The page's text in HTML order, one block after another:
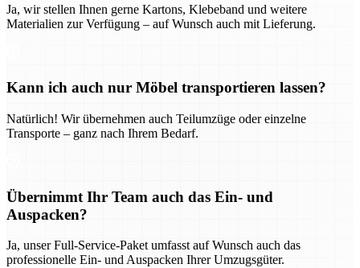
Ja, wir stellen Ihnen gerne Kartons, Klebeband und weitere
Materialien zur Verfügung – auf Wunsch auch mit Lieferung.
Kann ich auch nur Möbel transportieren lassen?
Natürlich! Wir übernehmen auch Teilumzüge oder einzelne
Transporte – ganz nach Ihrem Bedarf.
Übernimmt Ihr Team auch das Ein- und
Auspacken?
Ja, unser Full-Service-Paket umfasst auf Wunsch auch das
professionelle Ein- und Auspacken Ihrer Umzugsgüter.